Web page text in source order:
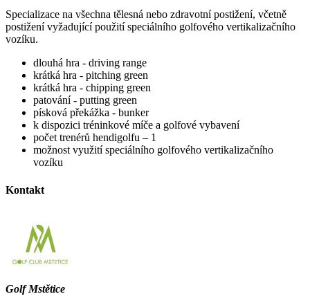
Specializace na všechna tělesná nebo zdravotní postižení, včetně
postižení vyžadující použití speciálního golfového vertikalizačního
vozíku.
dlouhá hra - driving range
krátká hra - pitching green
krátká hra - chipping green
patování - putting green
písková překážka - bunker
k dispozici tréninkové míče a golfové vybavení
počet trenérů hendigolfu – 1
možnost využití speciálního golfového vertikalizačního
vozíku
Kontakt
Golf Mstětice